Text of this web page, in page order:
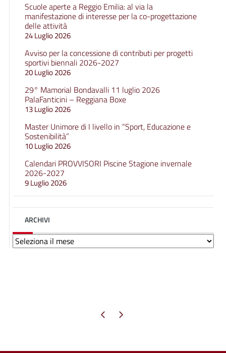
Scuole aperte a Reggio Emilia: al via la
manifestazione di interesse per la co-progettazione
delle attività
24 Luglio 2026
Avviso per la concessione di contributi per progetti
sportivi biennali 2026-2027
20 Luglio 2026
29° Mamorial Bondavalli 11 luglio 2026
PalaFanticini – Reggiana Boxe
13 Luglio 2026
Master Unimore di I livello in “Sport, Educazione e
Sostenibilità”
10 Luglio 2026
Calendari PROVVISORI Piscine Stagione invernale
2026-2027
9 Luglio 2026
ARCHIVI
Archivi
Pagina precedente
Pagina successiva